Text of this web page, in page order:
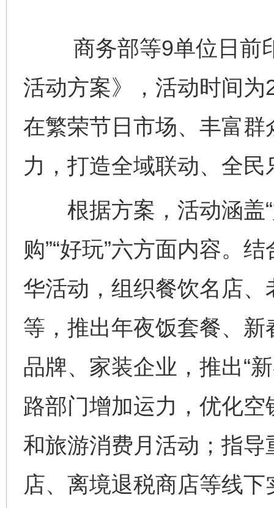
商务部等9单位日前印
活动方案》，活动时间
在繁荣节日市场、丰富
力，打造全域联动、全
根据方案，活动涵盖“好
购”“好玩”六方面内容。
华活动，组织餐饮名店
等，推出年夜饭套餐、
品牌、家装企业，推出“
路部门增加运力，优化
和旅游消费月活动；指
店、离境退税商店等线